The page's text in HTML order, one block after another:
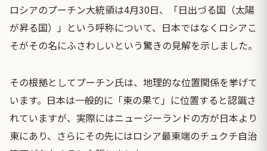
ロシアのプーチン大統領は4月30日、「日出づる国（太陽
が昇る国）」という呼称について、日本ではなくロシアこ
そがその名にふさわしいという驚きの見解を示しました。
その根拠としてプーチン氏は、地理的な位置関係を挙げて
います。日本は一般的に「東の果て」に位置すると認識さ
れていますが、実際にはニュージーランドの方が日本より
東にあり、さらにその先にはロシア最東端のチュクチ自治